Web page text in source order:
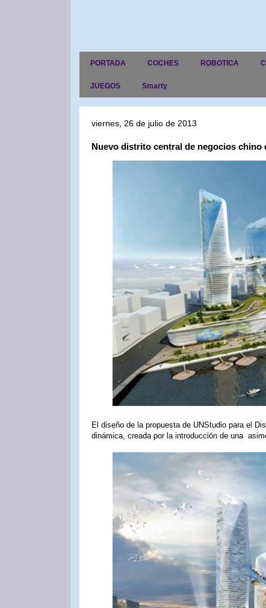
PORTADA COCHES ROBOTICA
JUEGOS Smarty
viernes, 26 de julio de 2013
Nuevo distrito central de negocios chino
El diseño de la propuesta de UNStudio para el
dinámica, creada por la introducción de una